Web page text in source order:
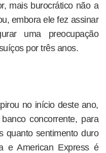
mais burocrático não a
embora ele fez assinar
uma preocupação
por três anos.
no início deste ano,
concorrente, para
quanto sentimento duro
e American Express é